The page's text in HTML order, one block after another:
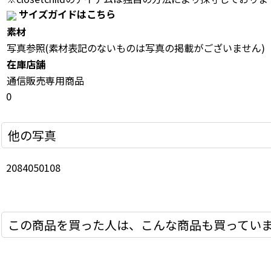
サイズガイドはこちら
素材
写真参照(素材表記のないものは写真の掲載がございません)
在庫店舗
通信販売専用商品
0
他の写真
2084050108
この商品を買った人は、こんな商品も買ってい